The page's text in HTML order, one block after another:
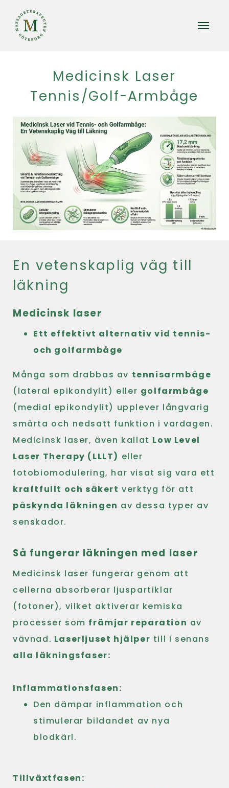
Medicinsk Laser
Tennis/Golf-Armbåge
En vetenskaplig väg till
läkning
Medicinsk laser
Ett effektivt alternativ vid tennis-
och golfarmbåge
Många som drabbas av tennisarmbåge
(lateral epikondylit) eller golfarmbåge
(medial epikondylit) upplever långvarig
smärta och nedsatt funktion i vardagen.
Medicinsk laser, även kallat Low Level
Laser Therapy (LLLT) eller
fotobiomodulering, har visat sig vara ett
kraftfullt och säkert verktyg för att
påskynda läkningen av dessa typer av
senskador.
Så fungerar läkningen med laser
Medicinsk laser fungerar genom att
cellerna absorberar ljuspartiklar
(fotoner), vilket aktiverar kemiska
processer som främjar reparation av
vävnad. Laserljuset hjälper till i senans
alla läkningsfaser:
Inflammationsfasen:
Den dämpar inflammation och
stimulerar bildandet av nya
blodkärl.
Tillväxtfasen: